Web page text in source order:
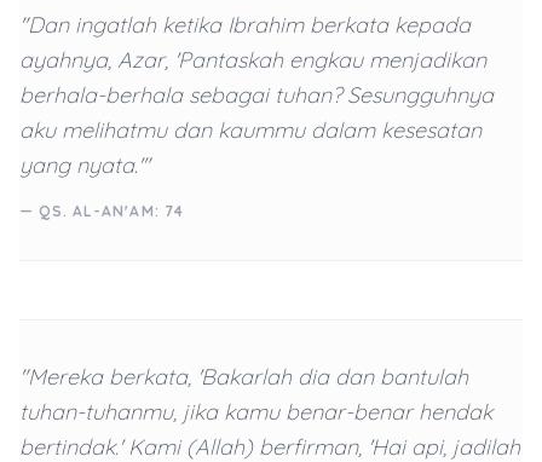
"Dan ingatlah ketika Ibrahim berkata kepada
ayahnya, Azar, 'Pantaskah engkau menjadikan
berhala-berhala sebagai tuhan? Sesungguhnya
aku melihatmu dan kaummu dalam kesesatan
yang nyata.'"
— QS. AL-AN'AM: 74
"Mereka berkata, 'Bakarlah dia dan bantulah
tuhan-tuhanmu, jika kamu benar-benar hendak
bertindak.' Kami (Allah) berfirman, 'Hai api, jadilah